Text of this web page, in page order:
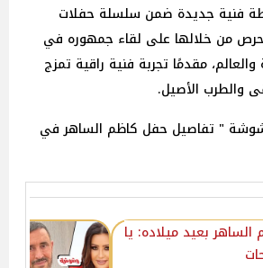
فنية جديدة ضمن سلسلة حفلات
من خلالها على لقاء جمهوره في
مقدمًا تجربة فنية راقية تمزج
والطرب الأصيل.
" تفاصيل حفل كاظم الساهر في
بعيد ميلاده: يا